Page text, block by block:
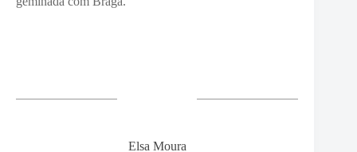
Elsa Moura